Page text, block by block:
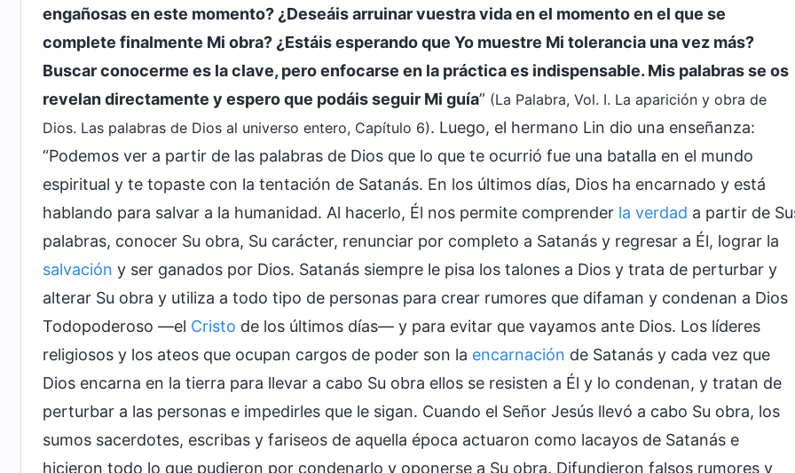
engañosas en este momento? ¿Deseáis arruinar vuestra vida en el momento en el que se
complete finalmente Mi obra? ¿Estáis esperando que Yo muestre Mi tolerancia una vez más?
Buscar conocerme es la clave, pero enfocarse en la práctica es indispensable. Mis palabras se os
revelan directamente y espero que podáis seguir Mi guía” (La Palabra, Vol. I. La aparición y obra de
Dios. Las palabras de Dios al universo entero, Capítulo 6). Luego, el hermano Lin dio una enseñanza:
“Podemos ver a partir de las palabras de Dios que lo que te ocurrió fue una batalla en el mundo
espiritual y te topaste con la tentación de Satanás. En los últimos días, Dios ha encarnado y está
hablando para salvar a la humanidad. Al hacerlo, Él nos permite comprender la verdad a partir de
palabras, conocer Su obra, Su carácter, renunciar por completo a Satanás y regresar a Él, lograr la
salvación y ser ganados por Dios. Satanás siempre le pisa los talones a Dios y trata de perturbar y
alterar Su obra y utiliza a todo tipo de personas para crear rumores que difaman y condenan a Dios
Todopoderoso —el Cristo de los últimos días— y para evitar que vayamos ante Dios. Los líderes
religiosos y los ateos que ocupan cargos de poder son la encarnación de Satanás y cada vez que
Dios encarna en la tierra para llevar a cabo Su obra ellos se resisten a Él y lo condenan, y tratan de
perturbar a las personas e impedirles que le sigan. Cuando el Señor Jesús llevó a cabo Su obra, los
sumos sacerdotes, escribas y fariseos de aquella época actuaron como lacayos de Satanás e
hicieron todo lo que pudieron por condenarlo y oponerse a Su obra. Difundieron falsos rumores y